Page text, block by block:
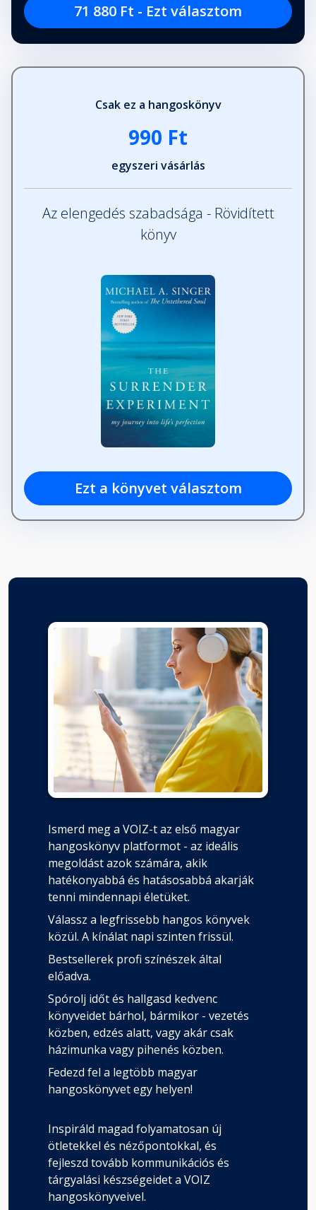
71 880 Ft - Ezt választom
Csak ez a hangoskönyv
990 Ft
egyszeri vásárlás
Az elengedés szabadsága - Rövidített
könyv
Ezt a könyvet választom
Ismerd meg a VOIZ-t az első magyar
hangoskönyv platformot - az ideális
megoldást azok számára, akik
hatékonyabbá és hatásosabbá akarják
tenni mindennapi életüket.
Válassz a legfrissebb hangos könyvek
közül. A kínálat napi szinten frissül.
Bestsellerek profi színészek által
előadva.
Spórolj időt és hallgasd kedvenc
könyveidet bárhol, bármikor - vezetés
közben, edzés alatt, vagy akár csak
házimunka vagy pihenés közben.
Fedezd fel a legtöbb magyar
hangoskönyvet egy helyen!
Inspiráld magad folyamatosan új
ötletekkel és nézőpontokkal, és
fejleszd tovább kommunikációs és
tárgyalási készségeidet a VOIZ
hangoskönyveivel.